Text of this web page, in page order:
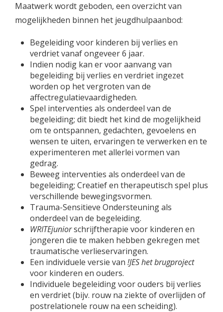
Maatwerk wordt geboden, een overzicht van
mogelijkheden binnen het jeugdhulpaanbod:
Begeleiding voor kinderen bij verlies en
verdriet vanaf ongeveer 6 jaar.
Indien nodig kan er voor aanvang van
begeleiding bij verlies en verdriet ingezet
worden op het vergroten van de
affectregulatievaardigheden.
Spel interventies als onderdeel van de
begeleiding; dit biedt het kind de mogelijkheid
om te ontspannen, gedachten, gevoelens en
wensen te uiten, ervaringen te verwerken en te
experimenteren met allerlei vormen van
gedrag.
Beweeg interventies als onderdeel van de
begeleiding; Creatief en therapeutisch spel plus
verschillende bewegingsvormen.
Trauma-Sensitieve Ondersteuning als
onderdeel van de begeleiding.
WRITEjuniorschrijftherapie voor kinderen en
jongeren die te maken hebben gekregen met
traumatische verlieservaringen.
Een individuele versie van !JES het brugproject
voor kinderen en ouders.
Individuele begeleiding voor ouders bij verlies
en verdriet (bijv. rouw na ziekte of overlijden of
postrelationele rouw na een scheiding).